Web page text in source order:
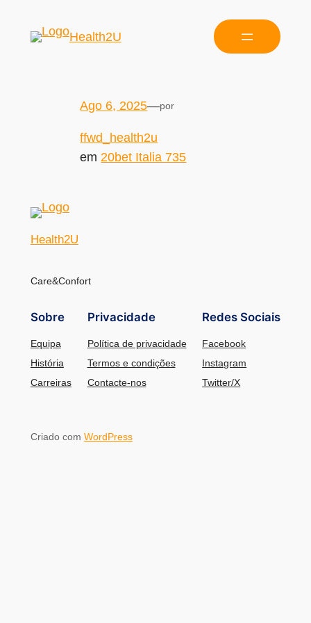
Health2U
Ago 6, 2025—por
ffwd_health2u
em 20bet Italia 735
Health2U
Care&Confort
Sobre
Equipa
História
Carreiras
Privacidade
Política de privacidade
Termos e condições
Contacte-nos
Redes Sociais
Facebook
Instagram
Twitter/X
Criado com WordPress